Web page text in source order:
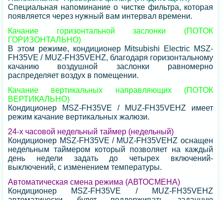
Специальная напоминание о чистке фильтра, которая
появляется через нужный вам интервал времени.
Качание горизонтальной заслонки (ПОТОК
ГОРИЗОНТАЛЬНО)
В этом режиме, кондиционер Mitsubishi Electric MSZ-
FH35VE / MUZ-FH35VEHZ, благодаря горизонтальному
качанию воздушной заслонки равномерно
распределяет воздух в помещении.
Качание вертикальных направляющих (ПОТОК
ВЕРТИКАЛЬНО)
Кондиционер MSZ-FH35VE / MUZ-FH35VEHZ имеет
режим качание вертикальных жалюзи.
24-х часовой недельный таймер (недельный)
Кондиционер MSZ-FH35VE / MUZ-FH35VEHZ оснащен
недельным таймером который позволяет на каждый
день недели задать до четырех включений-
выключений, с изменением температуры.
Автоматическая смена режима (АВТОСМЕНА)
Кондиционер MSZ-FH35VE / MUZ-FH35VEHZ